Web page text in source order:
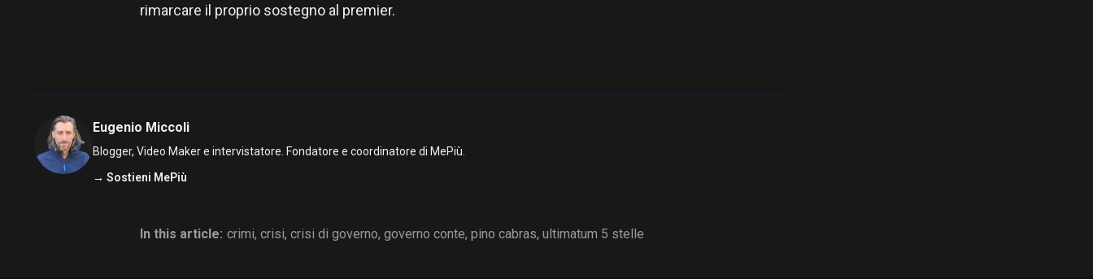
rimarcare il proprio sostegno al premier.
Eugenio Miccoli
Blogger, Video Maker e intervistatore. Fondatore e coordinatore di MePiù.
→ Sostieni MePiù
In this article: crimi, crisi, crisi di governo, governo conte, pino cabras, ultimatum 5 stelle